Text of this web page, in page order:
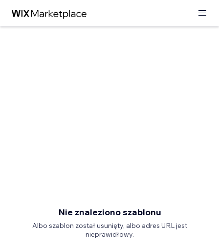
Nie znaleziono szablonu
Albo szablon został usunięty, albo adres URL jest
nieprawidłowy.